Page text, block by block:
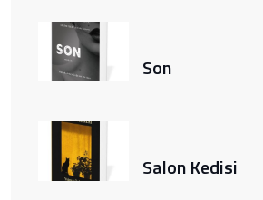
Son
Salon Kedisi